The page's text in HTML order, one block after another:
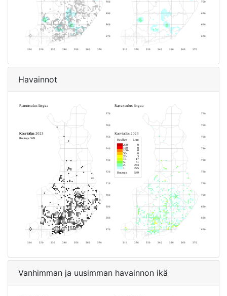
Havainnot
Vanhimman ja uusimman havainnon ikä